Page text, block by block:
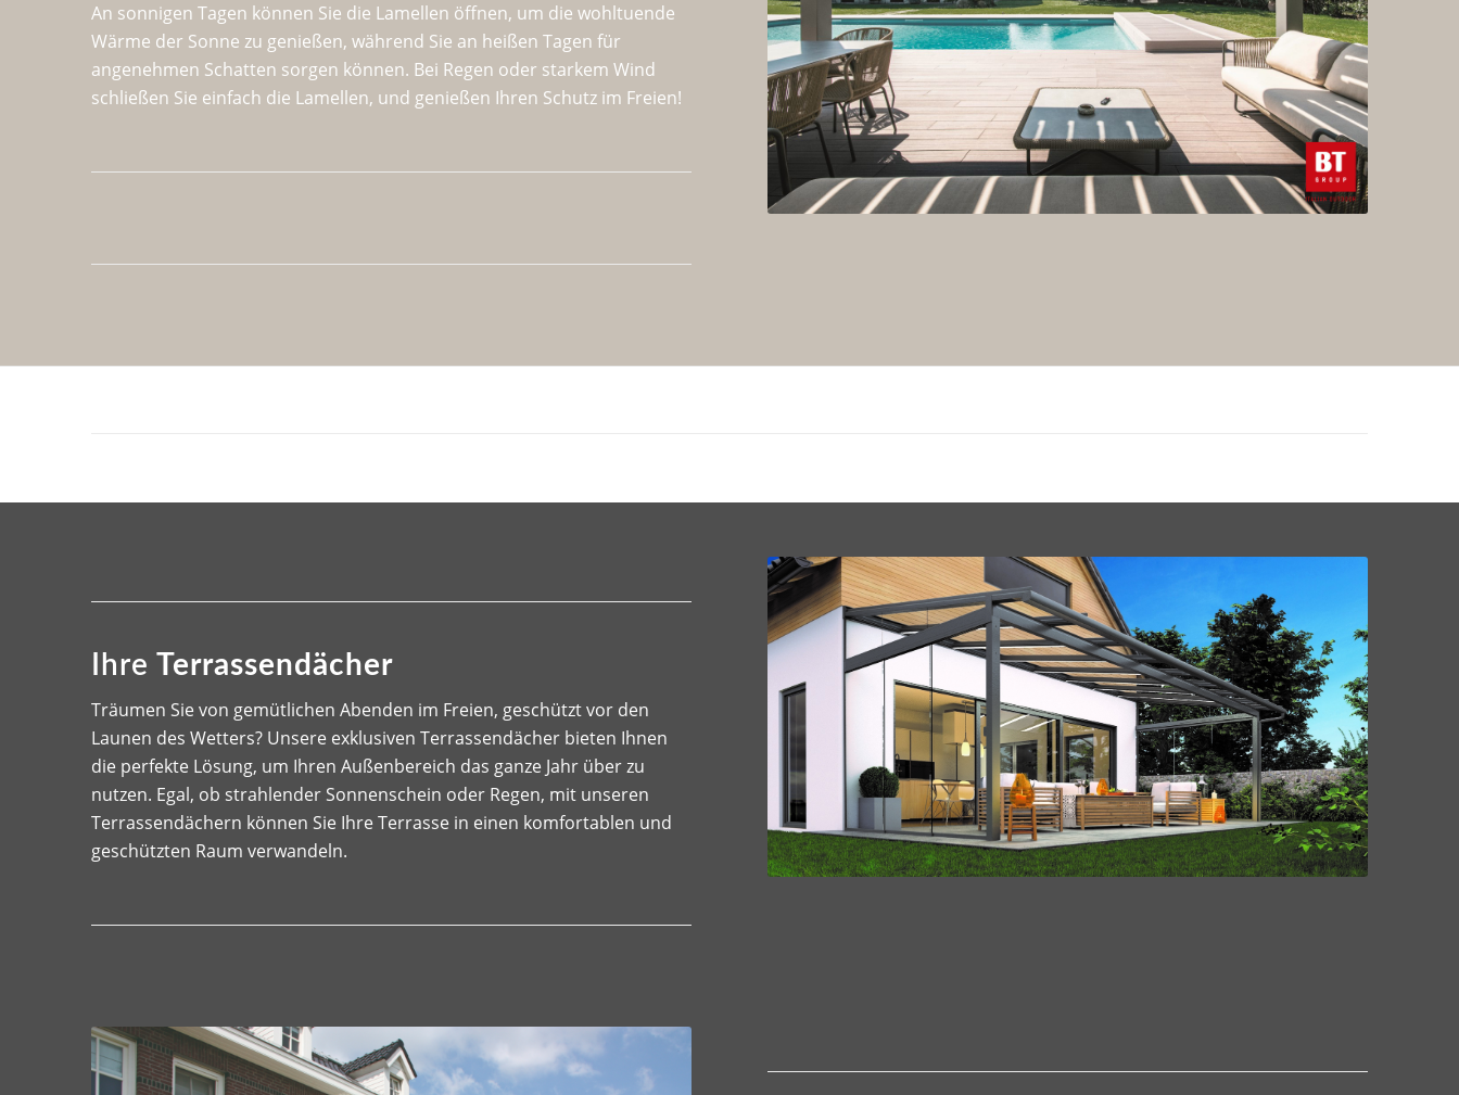
An sonnigen Tagen können Sie die Lamellen öffnen, um die wohltuende
Wärme der Sonne zu genießen, während Sie an heißen Tagen für
angenehmen Schatten sorgen können. Bei Regen oder starkem Wind
schließen Sie einfach die Lamellen, und genießen Ihren Schutz im Freien!
Ihre Terrassendächer
Träumen Sie von gemütlichen Abenden im Freien, geschützt vor den
Launen des Wetters? Unsere exklusiven Terrassendächer bieten Ihnen
die perfekte Lösung, um Ihren Außenbereich das ganze Jahr über zu
nutzen. Egal, ob strahlender Sonnenschein oder Regen, mit unseren
Terrassendächern können Sie Ihre Terrasse in einen komfortablen und
geschützten Raum verwandeln.